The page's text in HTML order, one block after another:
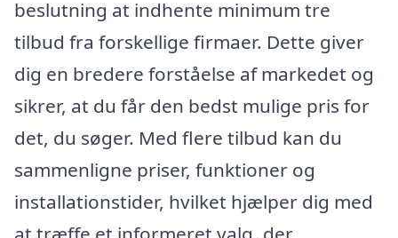
beslutning at indhente minimum tre
tilbud fra forskellige firmaer. Dette giver
dig en bredere forståelse af markedet og
sikrer, at du får den bedst mulige pris for
det, du søger. Med flere tilbud kan du
sammenligne priser, funktioner og
installationstider, hvilket hjælper dig med